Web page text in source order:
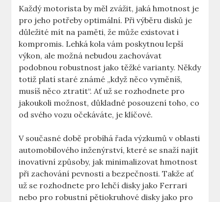
Každý motorista ‌by měl zvážit, jaká hmotnost‍ je⁢
pro‌ jeho potřeby optimální.​ Při ⁤výběru‌ disků je
důležité mít na ​paměti, že může existovat i
kompromis. Lehká ‌kola ⁤vám poskytnou⁤ lepší
výkon, ⁢ale možná nebudou⁤ zachovávat
podobnou ⁣robustnost jako těžké varianty.⁢ Někdy
totiž​ platí staré ⁣známé ​„když něco vyměníš,
⁢musíš něco ztratit“. Ať už se rozhodnete pro‌
jakoukoli možnost, důkladné posouzení toho,⁢ co
od svého vozu očekáváte, je klíčové.
V současné době⁣ probíhá řada výzkumů v oblasti​
automobilového inženýrství, které ⁣se snaží ⁤najít
inovativní způsoby, jak minimalizovat‍ hmotnost
při zachování pevnosti a bezpečnosti. Takže⁤ ať
už ‍se rozhodnete⁣ pro lehčí disky jako Ferrari
nebo ​pro robustní pětiokruhové​ disky jako pro